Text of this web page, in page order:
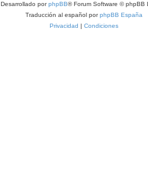
Desarrollado porphpBB® Forum Software © phpBB
Traducción al español porphpBB España
Privacidad | Condiciones